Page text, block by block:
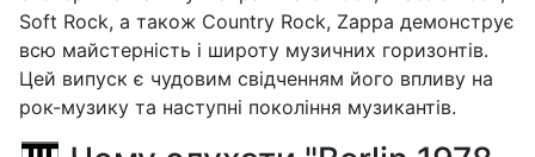
Soft Rock, а також Country Rock, Zappa демонструє
всю майстерність і широту музичних горизонтів.
Цей випуск є чудовим свідченням його впливу на
рок-музику та наступні покоління музикантів.